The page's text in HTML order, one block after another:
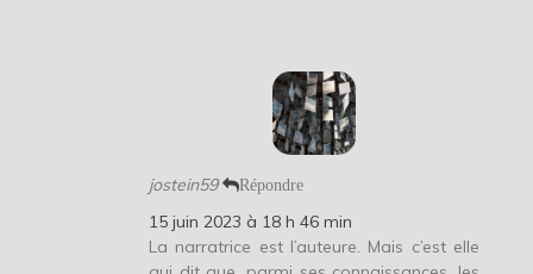
jostein59 Répondre
15 juin 2023 à 18 h 46 min
La narratrice est l’auteure. Mais c’est elle